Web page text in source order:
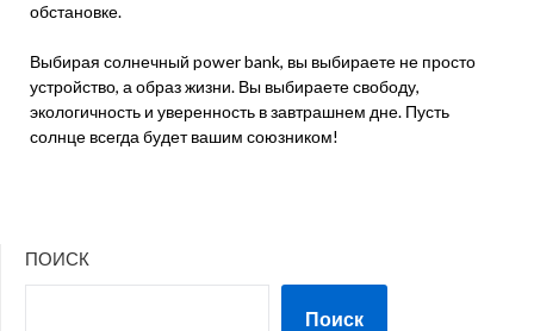
обстановке.
Выбирая солнечный power bank, вы выбираете не просто
устройство, а образ жизни. Вы выбираете свободу,
экологичность и уверенность в завтрашнем дне. Пусть
солнце всегда будет вашим союзником!
ПОИСК
Поиск